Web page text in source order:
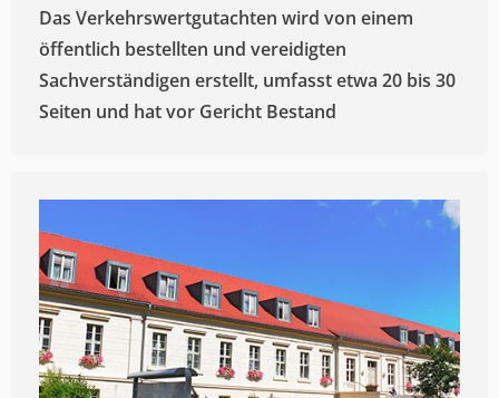
Das Verkehrswertgutachten wird von einem
öffentlich bestellten und vereidigten
Sachverständigen erstellt, umfasst etwa 20 bis 30
Seiten und hat vor Gericht Bestand